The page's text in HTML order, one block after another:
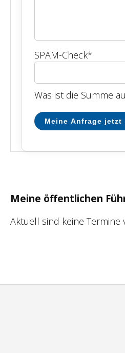
SPAM-Check*
Was ist die Summe
Meine Anfrage jetzt
Meine öffentlichen
Aktuell sind keine Termine